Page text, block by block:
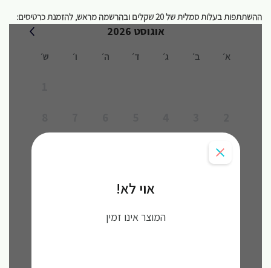
ההשתתפות בעלות סמלית של 20 שקלים ובהרשמה מראש, להזמנת כרטיסים: